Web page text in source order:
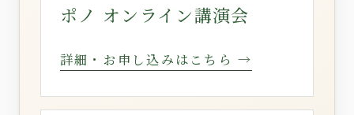
ポノ オンライン講演会
詳細・お申し込みはこちら →